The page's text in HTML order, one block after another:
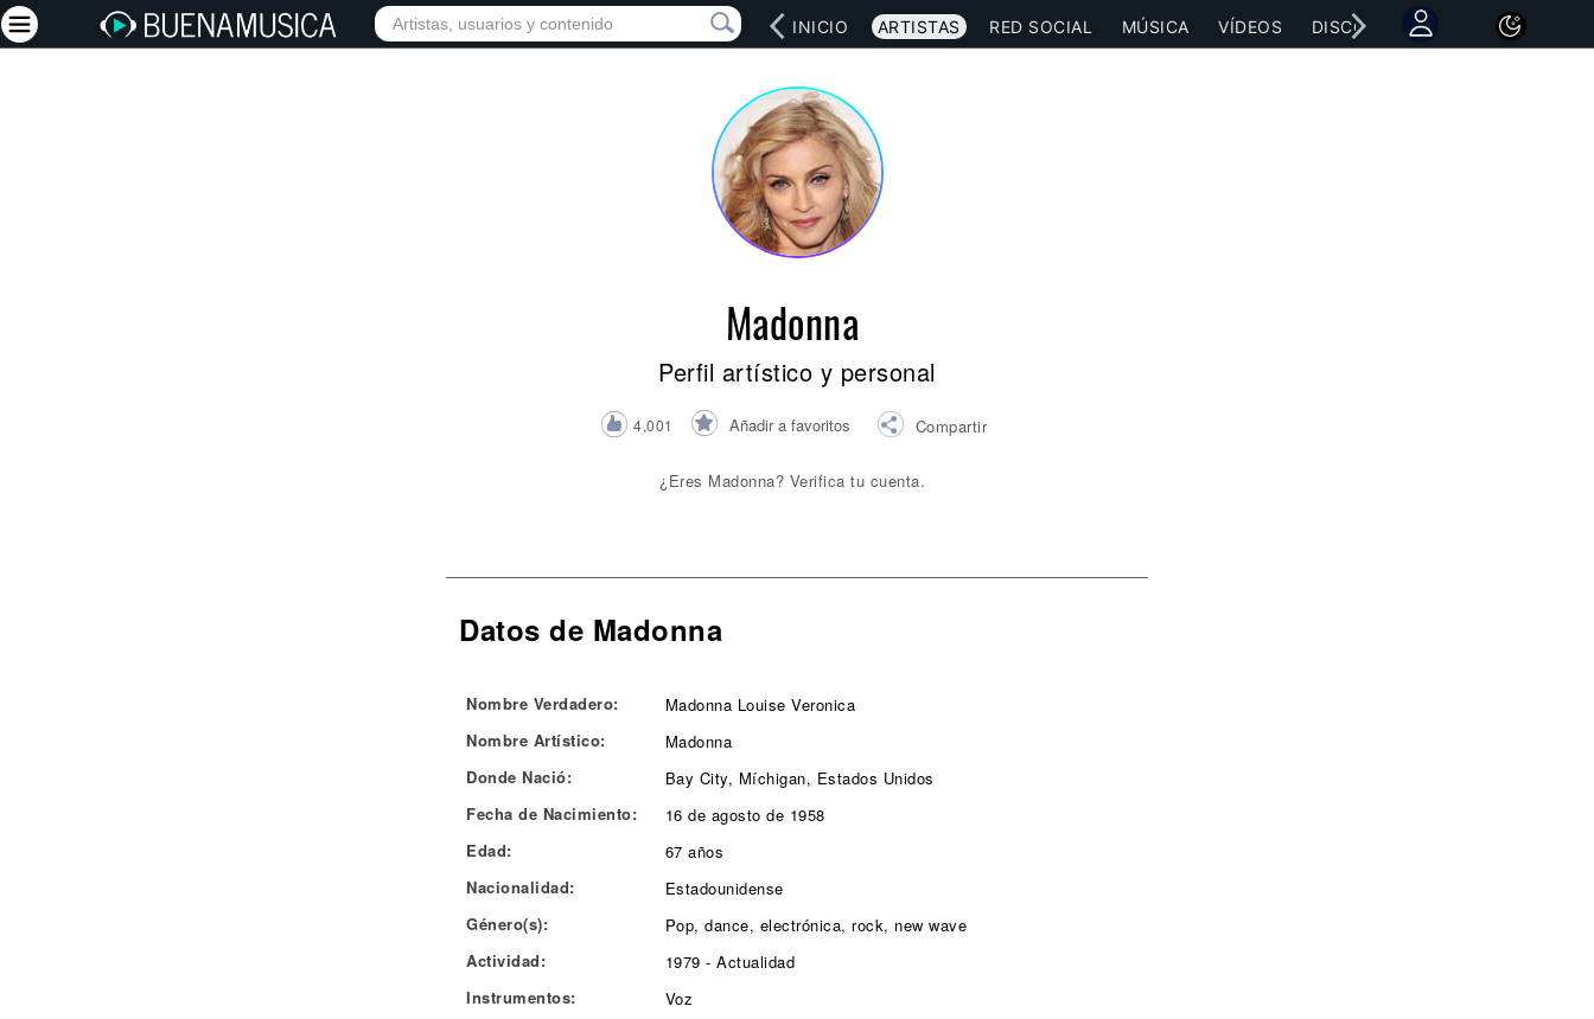
INICIO ARTISTAS RED SOCIAL MÚSICA VÍDEOS DISCOGRAFÍAS CONCIERTOS
Madonna
Perfil artístico y personal
4,001 Añadir a favoritos Compartir
¿Eres Madonna? Verifica tu cuenta.
Datos de Madonna
Nombre Verdadero:
Madonna Louise Veronica
Nombre Artístico:
Madonna
Donde Nació:
Bay City, Míchigan, Estados Unidos
Fecha de Nacimiento:
16 de agosto de 1958
Edad:
67 años
Nacionalidad:
Estadounidense
Género(s):
Pop, dance, electrónica, rock, new wave
Actividad:
1979 - Actualidad
Instrumentos:
Voz